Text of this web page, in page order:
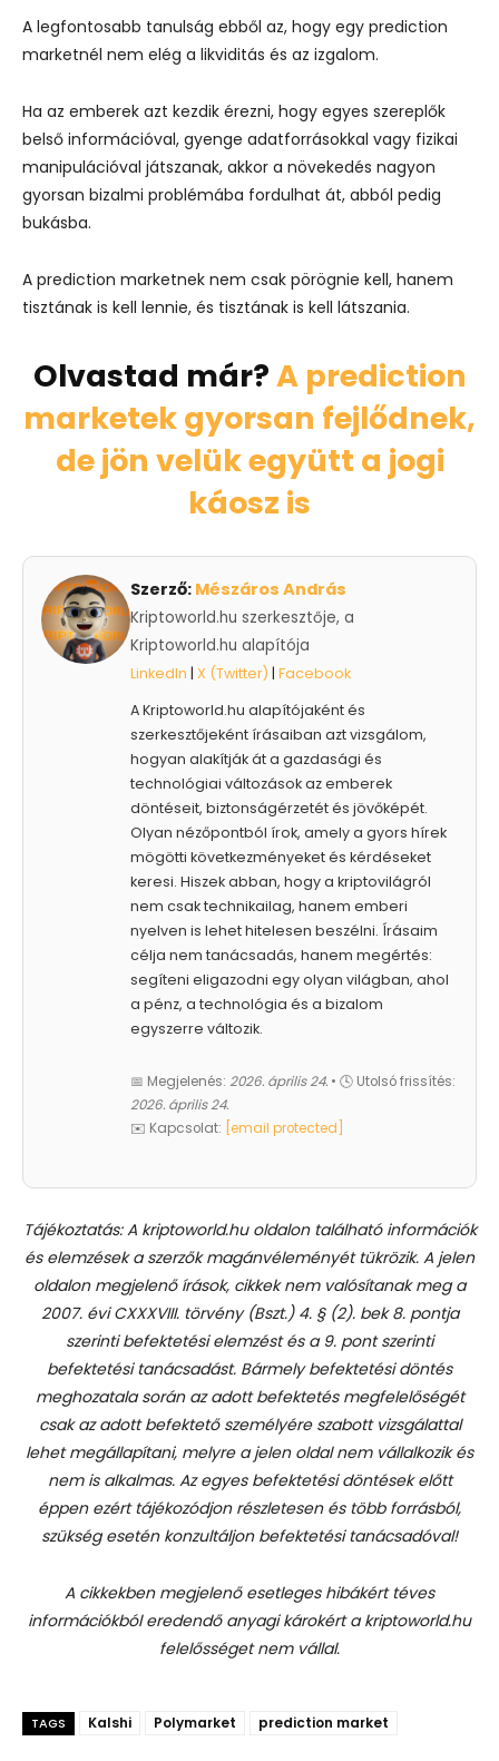
A legfontosabb tanulság ebből az, hogy egy prediction
marketnél nem elég a likviditás és az izgalom.
Ha az emberek azt kezdik érezni, hogy egyes szereplők
belső információval, gyenge adatforrásokkal vagy fizikai
manipulációval játszanak, akkor a növekedés nagyon
gyorsan bizalmi problémába fordulhat át, abból pedig
bukásba.
A prediction marketnek nem csak pörögnie kell, hanem
tisztának is kell lennie, és tisztának is kell látszania.
Olvastad már?A prediction
marketek gyorsan fejlődnek,
de jön velük együtt a jogi
káosz is
Szerző: Mészáros András
Kriptoworld.hu szerkesztője, a
Kriptoworld.hu alapítója
LinkedIn | X (Twitter) | Facebook
A Kriptoworld.hu alapítójaként és
szerkesztőjeként írásaiban azt vizsgálom,
hogyan alakítják át a gazdasági és
technológiai változások az emberek
döntéseit, biztonságérzetét és jövőképét.
Olyan nézőpontból írok, amely a gyors hírek
mögötti következményeket és kérdéseket
keresi. Hiszek abban, hogy a kriptovilágról
nem csak technikailag, hanem emberi
nyelven is lehet hitelesen beszélni. Írásaim
célja nem tanácsadás, hanem megértés:
segíteni eligazodni egy olyan világban, ahol
a pénz, a technológia és a bizalom
egyszerre változik.
📅 Megjelenés: 2026. április 24. • 🕓 Utolsó frissítés:
2026. április 24.
✉️ Kapcsolat:
[email protected]
Tájékoztatás: A kriptoworld.hu oldalon található információk
és elemzések a szerzők magánvéleményét tükrözik. A jelen
oldalon megjelenő írások, cikkek nem valósítanak meg a
2007. évi CXXXVIII. törvény (Bszt.) 4. § (2). bek 8. pontja
szerinti befektetési elemzést és a 9. pont szerinti
befektetési tanácsadást. Bármely befektetési döntés
meghozatala során az adott befektetés megfelelőségét
csak az adott befektető személyére szabott vizsgálattal
lehet megállapítani, melyre a jelen oldal nem vállalkozik és
nem is alkalmas. Az egyes befektetési döntések előtt
éppen ezért tájékozódjon részletesen és több forrásból,
szükség esetén konzultáljon befektetési tanácsadóval!
A cikkekben megjelenő esetleges hibákért téves
információkból eredendő anyagi károkért a kriptoworld.hu
felelősséget nem vállal.
TAGS Kalshi Polymarket prediction market